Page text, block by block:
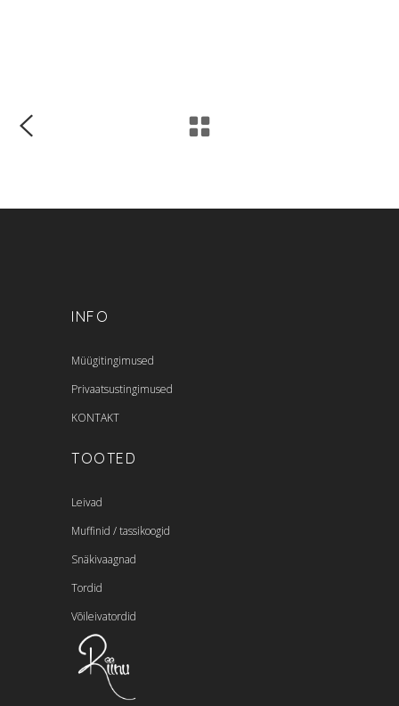
TOOTED
Leivad
Muffinid / tassikoogid
Snäkivaagnad
Tordid
Võileivatordid
INFO
Müügitingimused
Privaatsustingimused
KONTAKT